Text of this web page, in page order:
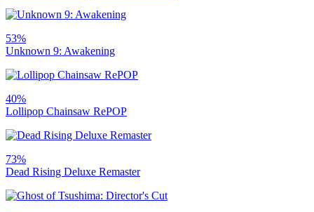
53%
Unknown 9: Awakening
40%
Lollipop Chainsaw RePOP
73%
Dead Rising Deluxe Remaster